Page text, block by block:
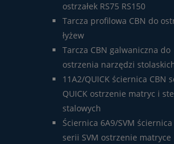
ostrzałek RS75 RS150
Tarcza profilowa CBN do
łyżew
Tarcza CBN galwaniczna do
ostrzenia narzędzi
11A2/QUICK ściernica CBN
QUICK ostrzenie matryc i
stalowych
Ściernica 6A9/SVM ściernica
serii SVM ostrzenie matryce